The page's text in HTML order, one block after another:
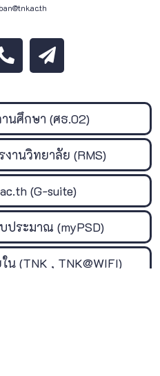
นศึกษา (ศธ.02)
านวิทยาลัย (RMS)
(G-suite)
ประมาณ (myPSD)
น (TNK , TNK@WIFI)